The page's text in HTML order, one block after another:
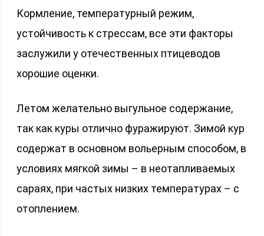
Кормление, температурный режим,
устойчивость к стрессам, все эти факторы
заслужили у отечественных птицеводов
хорошие оценки.
Летом желательно выгульное содержание,
так как куры отлично фуражируют. Зимой кур
содержат в основном вольерным способом, в
условиях мягкой зимы – в неотапливаемых
сараях, при частых низких температурах – с
отоплением.